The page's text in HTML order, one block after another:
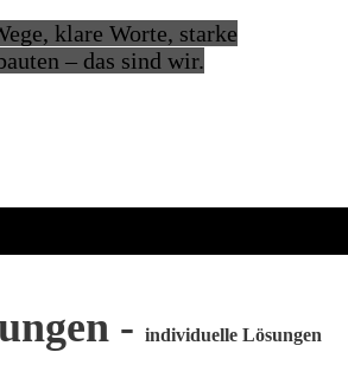
klare Worte, starke
– das sind wir.
- individuelle Lösungen